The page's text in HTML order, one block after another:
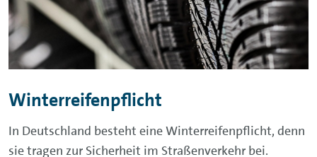
Winterreifenpflicht
In Deutschland besteht eine Winterreifenpflicht, denn
sie tragen zur Sicherheit im Straßenverkehr bei.